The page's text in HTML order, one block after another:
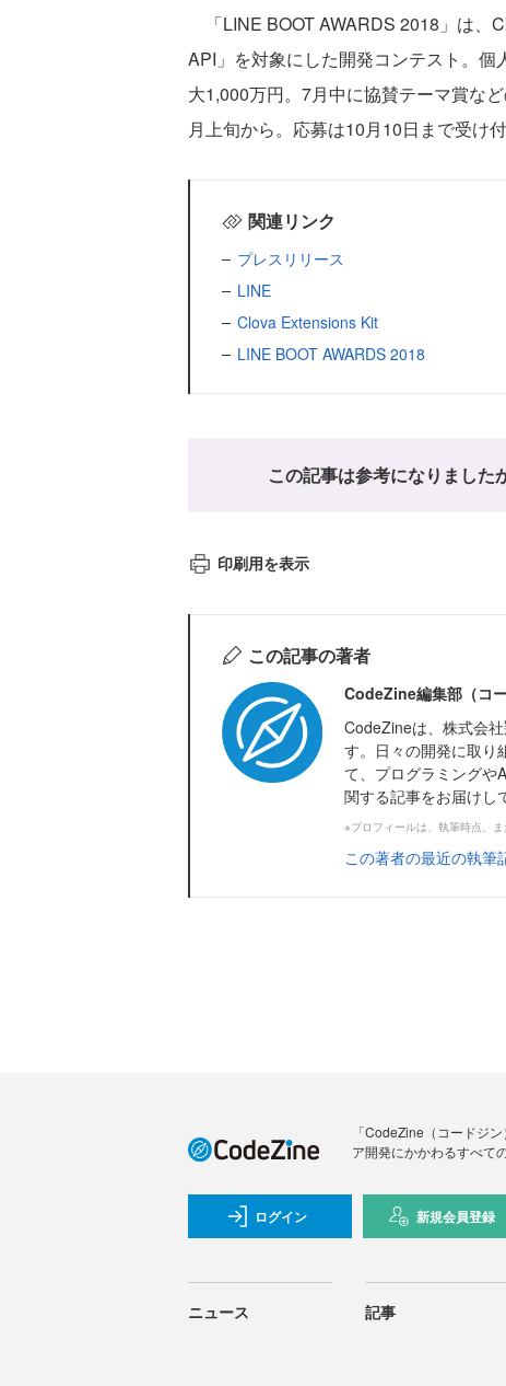
「LINE BOOT AWARDS 2018」は、
API」を対象にした開発コンテスト。
大1,000万円。7月中に協賛テーマ賞な
月上旬から。応募は10月10日まで受け付
関連リンク
プレスリリース
LINE
Clova Extensions Kit
LINE BOOT AWARDS 2018
この記事は参考になりました
印刷用を表示
この記事の著者
CodeZine編集部（コ
CodeZineは、株式会
す。日々の開発に取り
て、プログラミングや
関する記事をお届けし
※プロフィールは、執筆時点、
この著者の最近の執筆
「CodeZine（コードジ
ア開発にかかわるすべて
ログイン 新規会員登録
ニュース 記事